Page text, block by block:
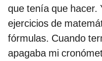
que tenía que hacer.
ejercicios de
fórmulas. Cuando
apagaba mi